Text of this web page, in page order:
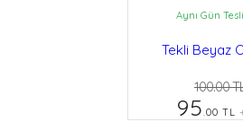
Aynı Gün
Tekli Beyaz
100.00
95.00 TL